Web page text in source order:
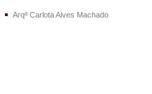
Arqª Carlota Alves Machado